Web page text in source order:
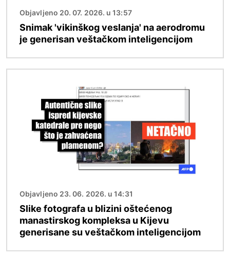
Objavljeno 20. 07. 2026. u 13:57
Snimak 'vikinškog veslanja' na aerodromu
je generisan veštačkom inteligencijom
Objavljeno 23. 06. 2026. u 14:31
Slike fotografa u blizini oštećenog
manastirskog kompleksa u Kijevu
generisane su veštačkom inteligencijom